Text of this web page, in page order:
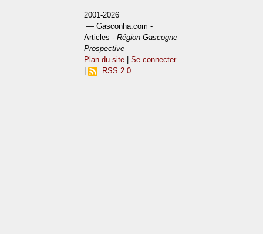
2001-2026
— Gasconha.com -
Articles -Région Gascogne
Prospective
Plan du site |Se connecter
|
RSS 2.0